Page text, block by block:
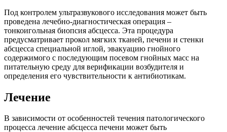
Под контролем ультразвукового исследования может быть
проведена лечебно-диагностическая операция –
тонкоигольная биопсия абсцесса. Эта процедура
предусматривает прокол мягких тканей, печени и стенки
абсцесса специальной иглой, эвакуацию гнойного
содержимого с последующим посевом гнойных масс на
питательную среду для верификации возбудителя и
определения его чувствительности к антибиотикам.
Лечение
В зависимости от особенностей течения патологического
процесса лечение абсцесса печени может быть